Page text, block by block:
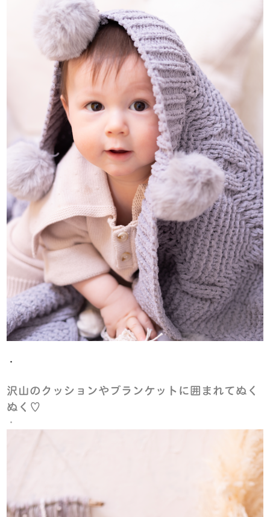
・
沢山のクッションやブランケットに囲まれてぬく
ぬく♡
・